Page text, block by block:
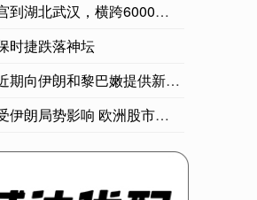
汉，横跨6000多公里的文物如
时捷跌落神坛
和黎巴嫩提供新一批人道主义援助
影响 欧洲股市可能再下跌10%